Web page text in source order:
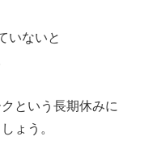
いないと
という長期休みに
ょう。